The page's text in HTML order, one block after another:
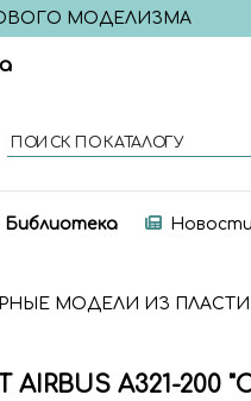
МОДЕЛИЗМА
ПОИСК ПО КАТАЛОГУ
Библиотека Новости
МОДЕЛИ ИЗ
A321-200